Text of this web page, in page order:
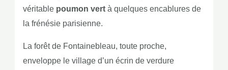
véritable poumon vertà quelques encablures de
la frénésie parisienne.
La forêt de Fontainebleau, toute proche,
enveloppe le village d’un écrin de verdure